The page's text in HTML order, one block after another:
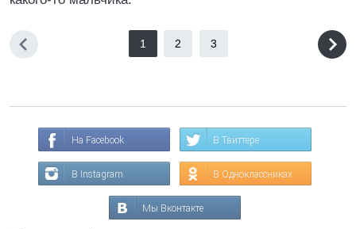
1 2 3
На Facebook В Твиттере
В Instagram В Одноклассниках
Мы Вконтакте